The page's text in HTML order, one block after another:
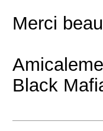
Merci
Black